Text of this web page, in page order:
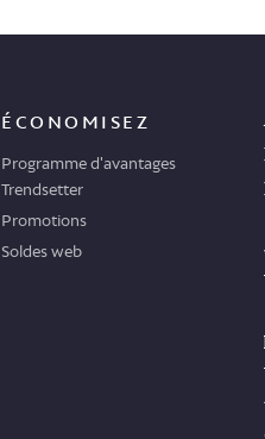
ÉCONOMISEZ
Programme d'avantages
Trendsetter
Promotions
Soldes web